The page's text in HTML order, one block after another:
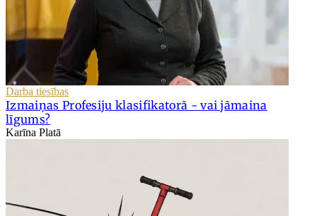
Darba tiesības
Izmaiņas Profesiju klasifikatorā - vai jāmaina
līgums?
Karīna Platā